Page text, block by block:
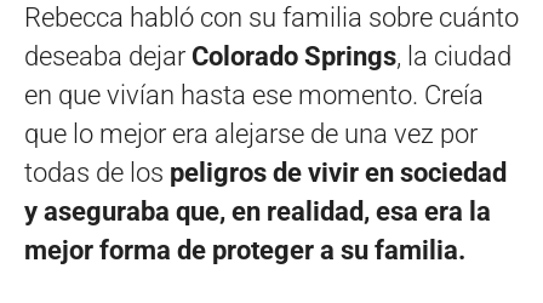
Rebecca habló con su familia sobre cuánto
deseaba dejar Colorado Springs, la ciudad
en que vivían hasta ese momento. Creía
que lo mejor era alejarse de una vez por
todas de los peligros de vivir en sociedad
y aseguraba que, en realidad, esa era la
mejor forma de proteger a su familia.